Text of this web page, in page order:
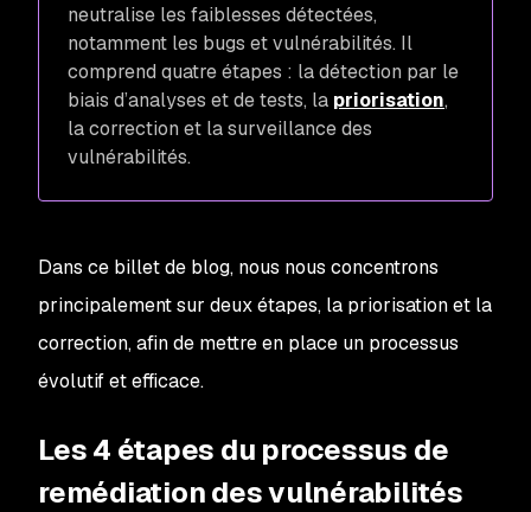
neutralise les faiblesses détectées,
notamment les bugs et vulnérabilités. Il
comprend quatre étapes : la détection par le
biais d’analyses et de tests, la priorisation,
la correction et la surveillance des
vulnérabilités.
Dans ce billet de blog, nous nous concentrons
principalement sur deux étapes, la priorisation et la
correction, afin de mettre en place un processus
évolutif et efficace.
Les 4 étapes du processus de
remédiation des vulnérabilités